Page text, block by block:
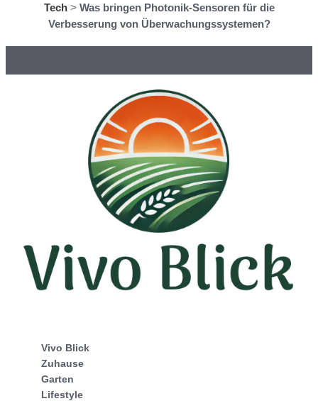
Tech> Was bringen Photonik-Sensoren für die
Verbesserung von Überwachungssystemen?
Vivo Blick
Zuhause
Garten
Lifestyle